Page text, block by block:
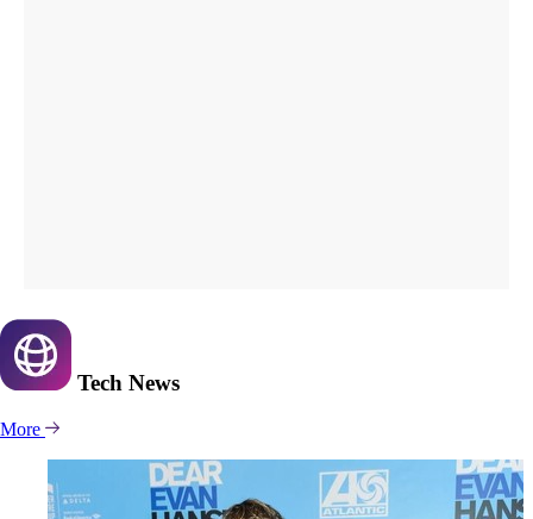
Tech News
More